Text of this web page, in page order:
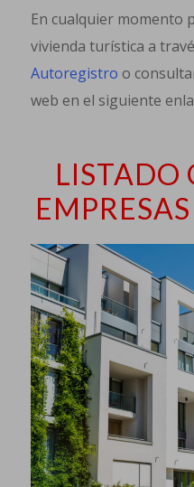
En cualquier momento
vivienda turística a
Autoregistro o
web en el siguiente
LISTADO